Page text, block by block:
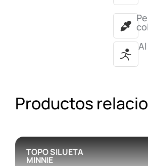
Productos
TOPO SILUETA
MINNIE